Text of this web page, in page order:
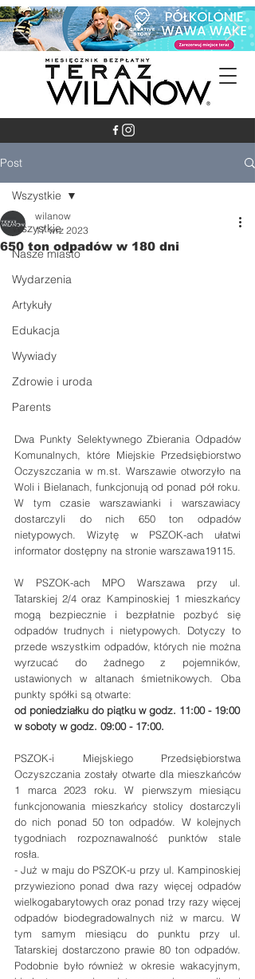
Post
Wszystkie
Nasze miasto
Wydarzenia
Artykuły
Edukacja
Wywiady
Zdrowie i uroda
Parents
Wszystkie
650 ton odpadów w 180 dni
wilanow
17 wrz 2023
Dwa Punkty Selektywnego Zbierania Odpadów
Komunalnych, które Miejskie Przedsiębiorstwo
Oczyszczania w m.st. Warszawie otworzyło na
Woli i Bielanach, funkcjonują od ponad pół roku.
W tym czasie warszawianki i warszawiacy
dostarczyli do nich 650 ton odpadów
nietypowych. Wizytę w PSZOK-ach ułatwi
informator dostępny na stronie warszawa19115.
W PSZOK-ach MPO Warszawa przy ul.
Tatarskiej 2/4 oraz Kampinoskiej 1 mieszkańcy
mogą bezpiecznie i bezpłatnie pozbyć się
odpadów trudnych i nietypowych. Dotyczy to
przede wszystkim odpadów, których nie można
wyrzucać do żadnego z pojemników,
ustawionych w altanach śmietnikowych. Oba
punkty spółki są otwarte:
od poniedziałku do piątku w godz. 11:00 - 19:00
w soboty w godz. 09:00 - 17:00.
PSZOK-i Miejskiego Przedsiębiorstwa
Oczyszczania zostały otwarte dla mieszkańców
1 marca 2023 roku. W pierwszym miesiącu
funkcjonowania mieszkańcy stolicy dostarczyli
do nich ponad 50 ton odpadów. W kolejnych
tygodniach rozpoznawalność punktów stale
rosła.
- Już w maju do PSZOK-u przy ul. Kampinoskiej
przywieziono ponad dwa razy więcej odpadów
wielkogabarytowych oraz ponad trzy razy więcej
odpadów biodegradowalnych niż w marcu. W
tym samym miesiącu do punktu przy ul.
Tatarskiej dostarczono prawie 80 ton odpadów.
Podobnie było również w okresie wakacyjnym,